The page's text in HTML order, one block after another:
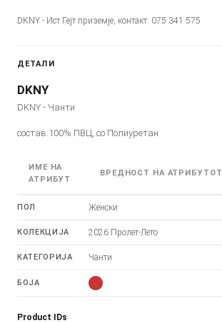
DKNY - Ист Гејт приземје, контакт: 075 341 575
ДЕТАЛИ
DKNY
DKNY - Чанти
состав:100% ПВЦ, со Полиуретан
ИМЕ НА
АТРИБУТ
ВРЕДНОСТ НА АТРИБУТОТ
ПОЛ Женски
КОЛЕКЦИЈА 2026 Пролет-Лето
КАТЕГОРИЈА Чанти
БОЈА
Product IDs